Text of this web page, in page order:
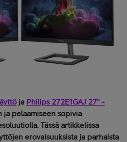
ja Philips 272E1GAJ 27" -
pelaamiseen sopivia
Tässä artikkelissa
erovaisuuksista ja parhaista